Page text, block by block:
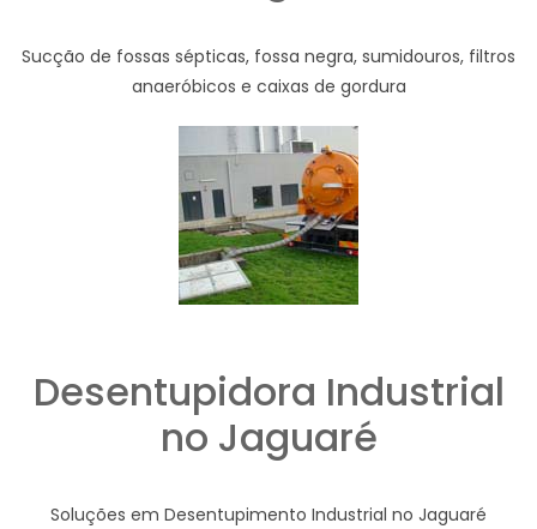
Sucção de fossas sépticas, fossa negra, sumidouros, filtros
anaeróbicos e caixas de gordura
Desentupidora Industrial
no Jaguaré
Soluções em Desentupimento Industrial no Jaguaré